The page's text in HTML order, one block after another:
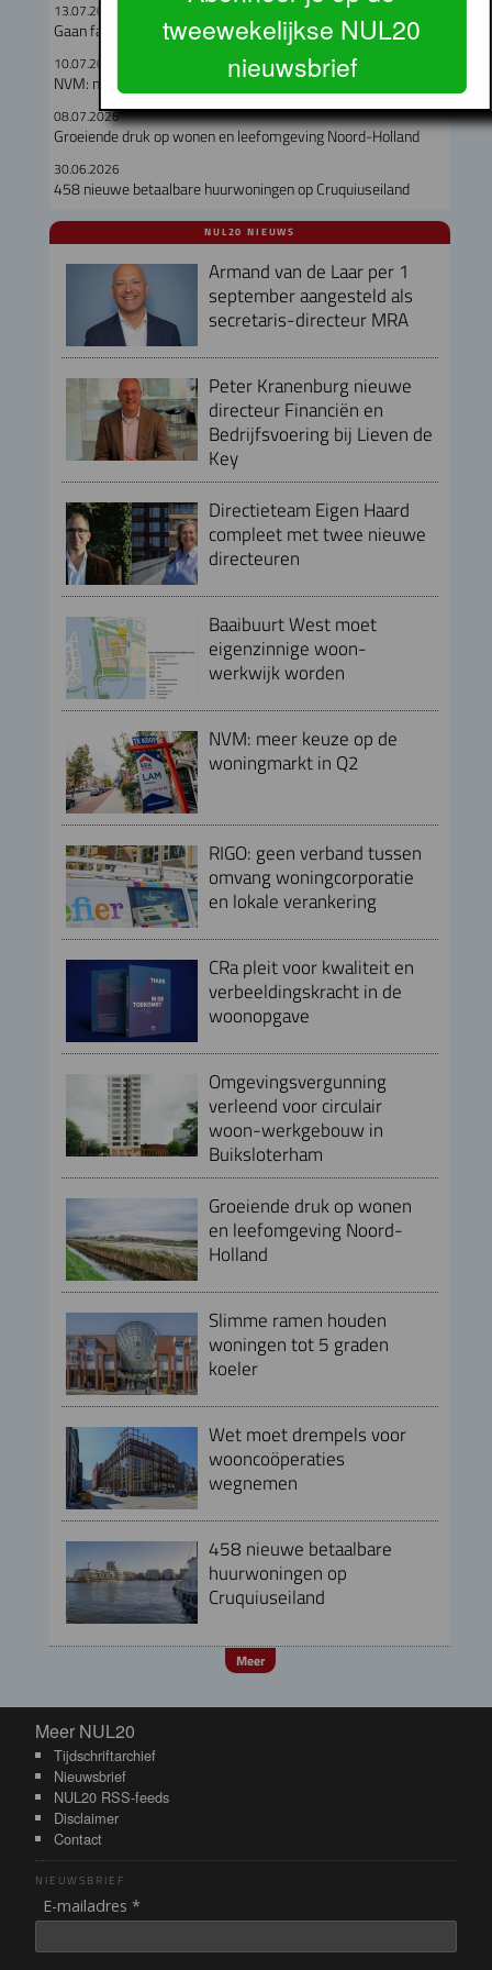
13.07.2026
Gaan fabriekswoningen het woningtekort lenigen?
10.07.2026
NVM: meer keuze op de woningmarkt in Q2
08.07.2026
Groeiende druk op wonen en leefomgeving Noord-Holland
30.06.2026
458 nieuwe betaalbare huurwoningen op Cruquiuseiland
NUL20 NIEUWS
Armand van de Laar per 1
september aangesteld als
secretaris-directeur MRA
Peter Kranenburg nieuwe
directeur Financiën en
Bedrijfsvoering bij Lieven de
Key
Directieteam Eigen Haard
compleet met twee nieuwe
directeuren
Baaibuurt West moet
eigenzinnige woon-
werkwijk worden
NVM: meer keuze op de
woningmarkt in Q2
RIGO: geen verband tussen
omvang woningcorporatie
en lokale verankering
CRa pleit voor kwaliteit en
verbeeldingskracht in de
woonopgave
Omgevingsvergunning
verleend voor circulair
woon-werkgebouw in
Buiksloterham
Groeiende druk op wonen
en leefomgeving Noord-
Holland
Slimme ramen houden
woningen tot 5 graden
koeler
Wet moet drempels voor
wooncoöperaties
wegnemen
458 nieuwe betaalbare
huurwoningen op
Cruquiuseiland
Meer
Meer NUL20
Meer NUL20
Tijdschriftarchief
Nieuwsbrief
NUL20 RSS-feeds
Disclaimer
Contact
NIEUWSBRIEF
E-mailadres *
tweewekelijkse NUL20
nieuwsbrief